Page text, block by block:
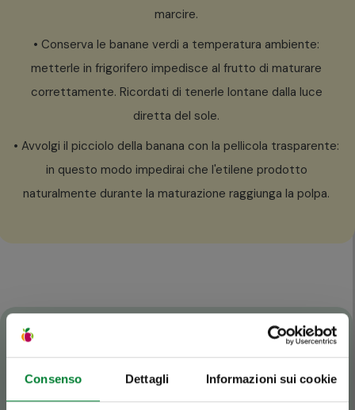
Consenso Dettagli Informazioni sui cookie
marcire.
• Conserva le banane verdi a temperatura ambiente:
metterle in frigorifero impedisce al frutto di maturare
correttamente. Ricordati di tenerle lontane dalla luce
diretta del sole.
• Avvolgi il picciolo della banana con la pellicola trasparente:
in questo modo impedirai che l'etilene prodotto
naturalmente durante la maturazione raggiunga la polpa.